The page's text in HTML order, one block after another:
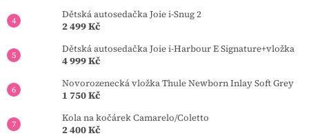
Dětská autosedačka Joie i-Snug 2
2 499 Kč
Dětská autosedačka Joie i-Harbour E Signature+vložka
4 999 Kč
Novorozenecká vložka Thule Newborn Inlay Soft Grey
1 750 Kč
Kola na kočárek Camarelo/Coletto
2 400 Kč